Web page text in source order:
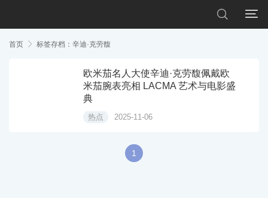


首页  标签存档：辛迪·克劳馥
欧米茄名人大使辛迪·克劳馥佩戴欧
米茄腕表亮相 LACMA 艺术与电影盛
典
热点 2025-11-06
1